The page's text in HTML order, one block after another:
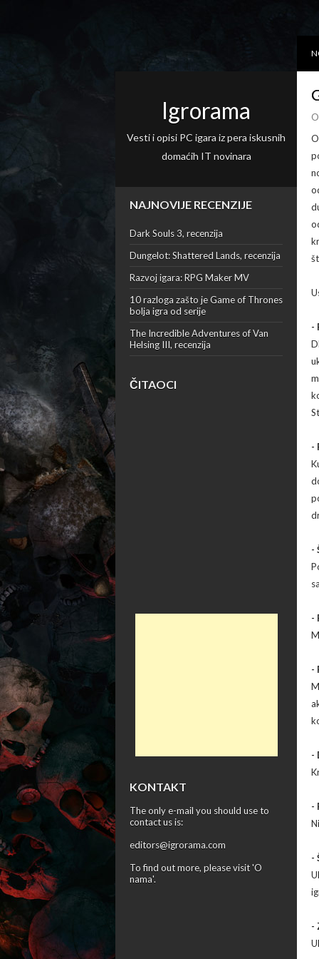
Igrorama
Vesti i opisi PC igara iz pera iskusnih
domaćih IT novinara
NAJNOVIJE RECENZIJE
Dark Souls 3, recenzija
Dungelot: Shattered Lands, recenzija
Razvoj igara: RPG Maker MV
10 razloga zašto je Game of Thrones
bolja igra od serije
The Incredible Adventures of Van
Helsing III, recenzija
ČITAOCI
KONTAKT
The only e-mail you should use to
contact us is:
editors@igrorama.com
To find out more, please visit 'O
nama'.
-
-
-
-
-
-
-
-
-